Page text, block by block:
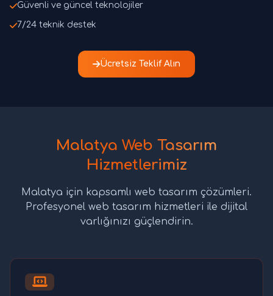
Güvenli ve güncel teknolojiler
7/24 teknik destek
Ücretsiz Teklif Alın
Malatya Web Tasarım
Hizmetlerimiz
Malatya için kapsamlı web tasarım çözümleri.
Profesyonel web tasarım hizmetleri ile dijital
varlığınızı güçlendirin.